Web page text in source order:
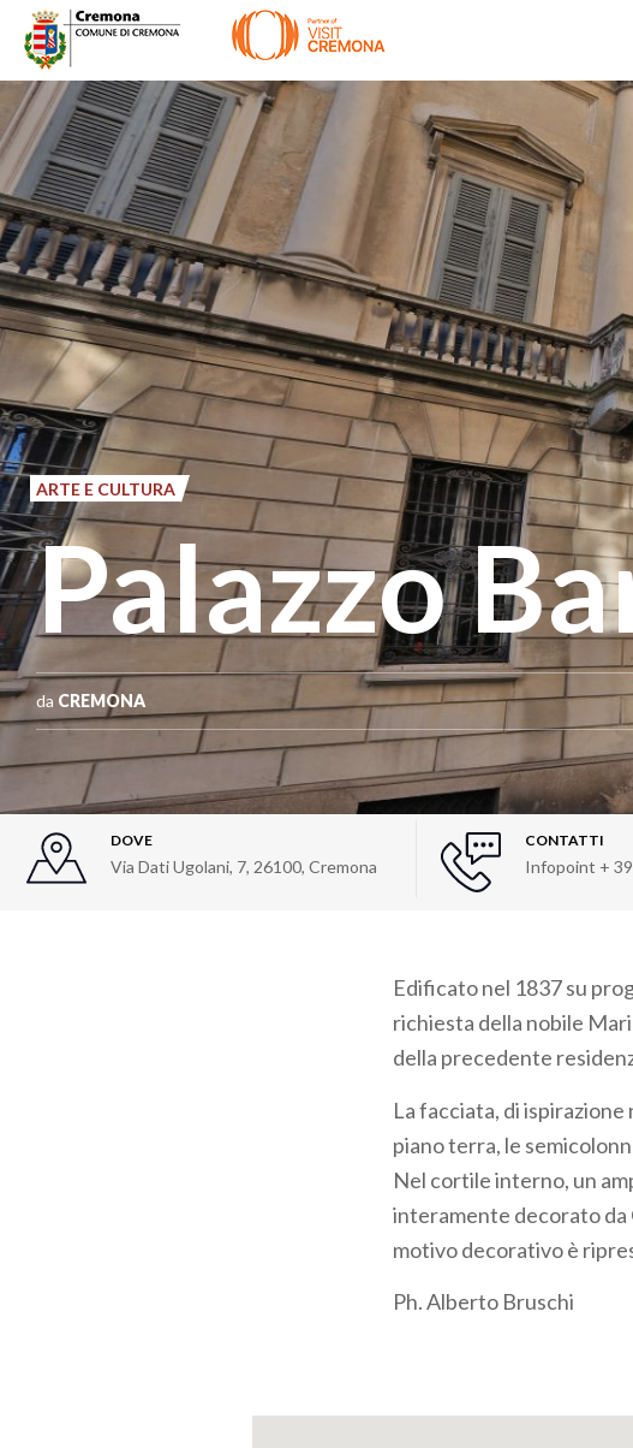
Salta
al
contenuto
principale
ARTE E CULTURA
Palazzo
da CREMONA
DOVE
Via Dati Ugolani, 7, 26100, Cremona
CONTATTI
Infopoint +
Edificato nel 1837 su
richiesta della nobile
della precedente
La facciata, di
piano terra, le
Nel cortile interno, un
interamente decorato
motivo decorativo è
Ph. Alberto Bruschi